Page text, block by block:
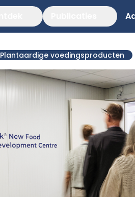
Plantaardige voedingsproducten